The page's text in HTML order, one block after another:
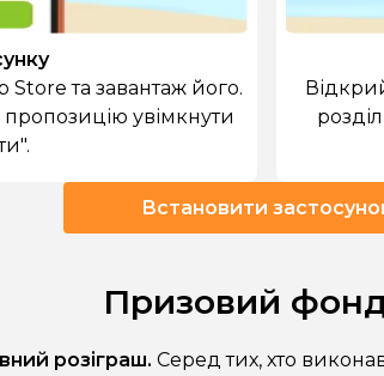
та завантаж його.
увімкнути
Встановити
Призовий
розіграш. Серед тих, хто